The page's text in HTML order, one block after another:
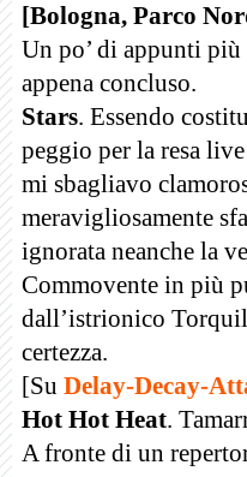
[Bologna, Parco
Un po’ di appunti
appena concluso.
Stars. Essendo
peggio per la resa
mi sbagliavo
meravigliosamente
ignorata neanche la
Commovente in più
dall’istrionico
certezza.
[Su Delay-Decay-
Hot Hot Heat.
A fronte di un